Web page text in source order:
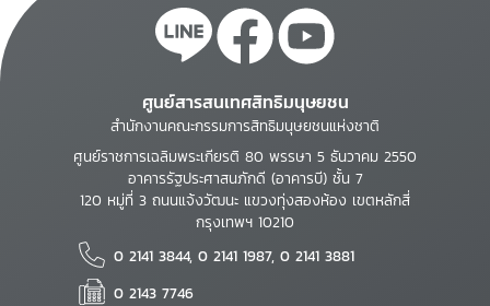
ศูนย์สารสนเทศสิทธิมนุษยชน
สำนักงานคณะกรรมการสิทธิมนุษยชนแห่งชาติ
ศูนย์ราชการเฉลิมพระเกียรติ 80 พรรษา 5 ธันวาคม 2550
อาคารรัฐประศาสนภักดี (อาคารบี) ชั้น 7
120 หมู่ที่ 3 ถนนแจ้งวัฒนะ แขวงทุ่งสองห้อง เขตหลักสี่
กรุงเทพฯ 10210
0 2141 3844, 0 2141 1987, 0 2141 3881
0 2143 7746